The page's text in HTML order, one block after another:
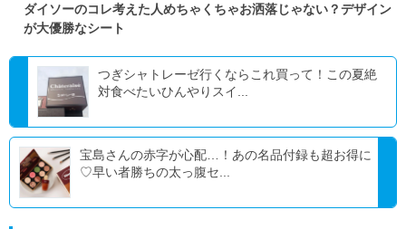
ダイソーのコレ考えた人めちゃくちゃお洒落じゃない？デザイン
が大優勝なシート
つぎシャトレーゼ行くならこれ買って！この夏絶
対食べたいひんやりスイ...
宝島さんの赤字が心配…！あの名品付録も超お得に
♡早い者勝ちの太っ腹セ...